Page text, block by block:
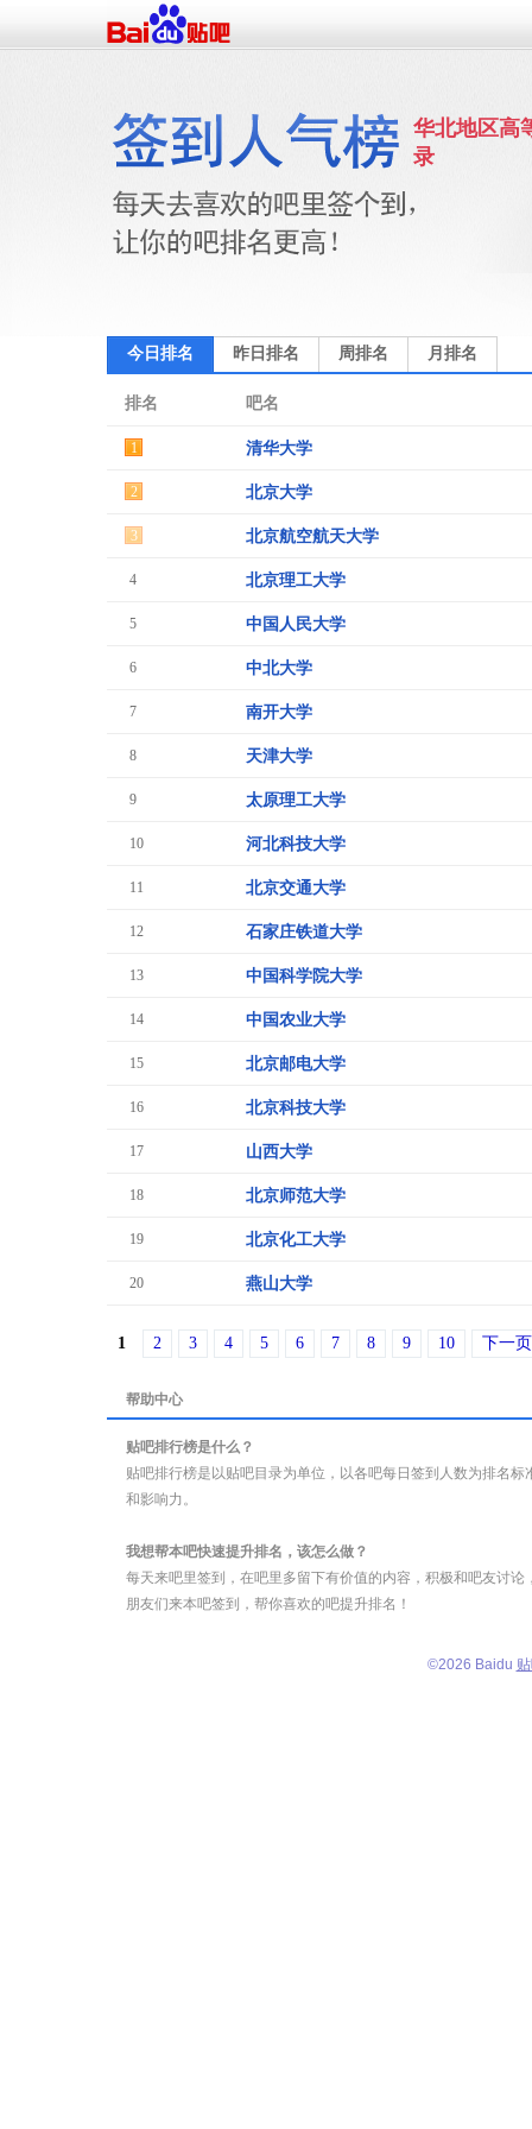
华北地区高
录
今日排名 昨日排名 周排名 月排名
排名 吧名
1 清华大学
2 北京大学
3 北京航空航天大学
4 北京理工大学
5 中国人民大学
6 中北大学
7 南开大学
8 天津大学
9 太原理工大学
10 河北科技大学
11 北京交通大学
12 石家庄铁道大学
13 中国科学院大学
14 中国农业大学
15 北京邮电大学
16 北京科技大学
17 山西大学
18 北京师范大学
19 北京化工大学
20 燕山大学
1 2 3 4 5 6 7 8 9 10 下一页
帮助中心
贴吧排行榜是什么？
贴吧排行榜是以贴吧目录为单位，以各吧每日签到人数为排名
和影响力。
我想帮本吧快速提升排名，该怎么做？
每天来吧里签到，在吧里多留下有价值的内容，积极和吧友讨
朋友们来本吧签到，帮你喜欢的吧提升排名！
©2026 Baidu